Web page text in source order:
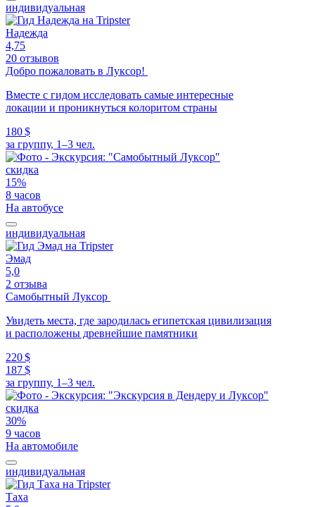
индивидуальная
Надежда
4,75
20 отзывов
Добро пожаловать в Луксор!
Вместе с гидом исследовать самые интересные
локации и проникнуться колоритом страны
180 $
за группу, 1–3 чел.
скидка
15%
8 часов
На автобусе
индивидуальная
Эмад
5,0
2 отзыва
Самобытный Луксор
Увидеть места, где зародилась египетская цивилизация
и расположены древнейшие памятники
220 $
187 $
за группу, 1–3 чел.
скидка
30%
9 часов
На автомобиле
индивидуальная
Таха